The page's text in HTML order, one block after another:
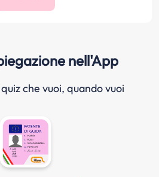
nell'App
che vuoi, quando vuoi